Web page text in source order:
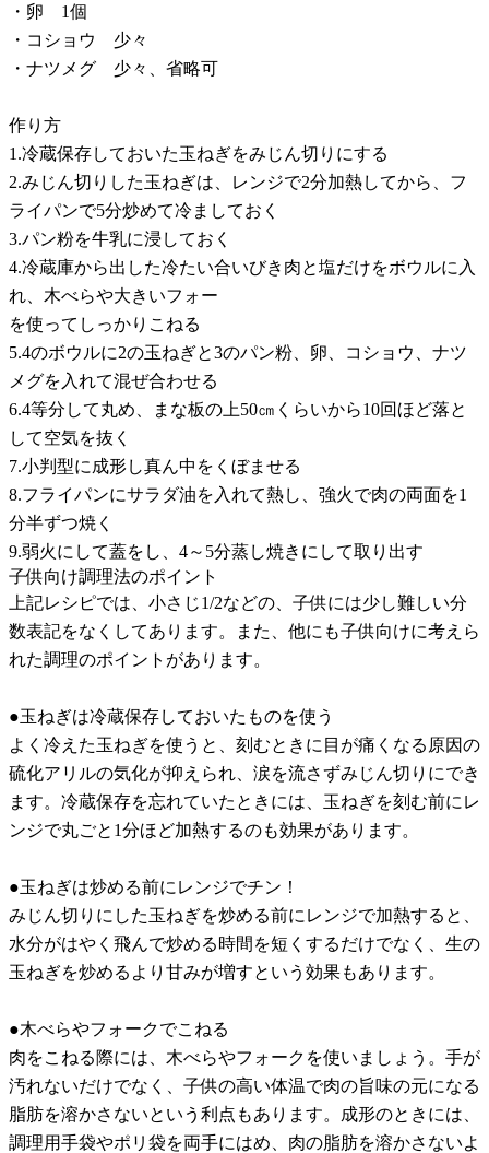
・卵 1個
・コショウ 少々
・ナツメグ 少々、省略可
作り方
1.冷蔵保存しておいた玉ねぎをみじん切りにする
2.みじん切りした玉ねぎは、レンジで2分加熱してから、フ
ライパンで5分炒めて冷ましておく
3.パン粉を牛乳に浸しておく
4.冷蔵庫から出した冷たい合いびき肉と塩だけをボウルに入
れ、木べらや大きいフォー
を使ってしっかりこねる
5.4のボウルに2の玉ねぎと3のパン粉、卵、コショウ、ナツ
メグを入れて混ぜ合わせる
6.4等分して丸め、まな板の上50㎝くらいから10回ほど落と
して空気を抜く
7.小判型に成形し真ん中をくぼませる
8.フライパンにサラダ油を入れて熱し、強火で肉の両面を1
分半ずつ焼く
9.弱火にして蓋をし、4～5分蒸し焼きにして取り出す
子供向け調理法のポイント
上記レシピでは、小さじ1/2などの、子供には少し難しい分
数表記をなくしてあります。また、他にも子供向けに考えら
れた調理のポイントがあります。
●玉ねぎは冷蔵保存しておいたものを使う
よく冷えた玉ねぎを使うと、刻むときに目が痛くなる原因の
硫化アリルの気化が抑えられ、涙を流さずみじん切りにでき
ます。冷蔵保存を忘れていたときには、玉ねぎを刻む前にレ
ンジで丸ごと1分ほど加熱するのも効果があります。
●玉ねぎは炒める前にレンジでチン！
みじん切りにした玉ねぎを炒める前にレンジで加熱すると、
水分がはやく飛んで炒める時間を短くするだけでなく、生の
玉ねぎを炒めるより甘みが増すという効果もあります。
●木べらやフォークでこねる
肉をこねる際には、木べらやフォークを使いましょう。手が
汚れないだけでなく、子供の高い体温で肉の旨味の元になる
脂肪を溶かさないという利点もあります。成形のときには、
調理用手袋やポリ袋を両手にはめ、肉の脂肪を溶かさないよ